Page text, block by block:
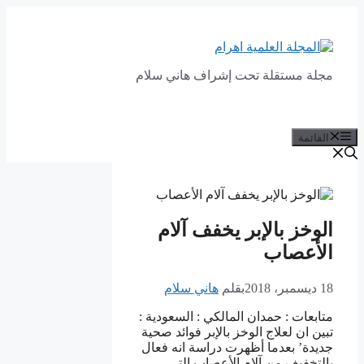
المحتوى
مجلة مستقلة تحت إشراف هاني سلام
القائمة
الوخز بالإبر يخفف آلام
الأعصاب‎
18 ديسمبر، 2018 بقلم هاني سلام
متابعات : حمدان المالكي : السعودية :
تبين ان لعلاج الوخز بالإبر فوائد صحية
جديدة’ بعدما أظهرت دراسة انه فعال